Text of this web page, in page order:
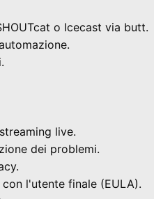
o Icecast via butt.
live.
dei problemi.
l'utente finale (EULA).